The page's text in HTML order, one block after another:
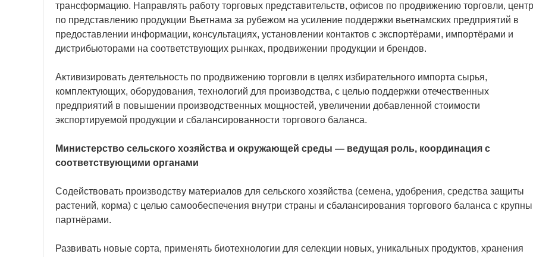
трансформацию. Направлять работу торговых представительств, офисов по продвижению торговли,
по представлению продукции Вьетнама за рубежом на усиление поддержки вьетнамских предприятий в
предоставлении информации, консультациях, установлении контактов с экспортёрами, импортёрами и
дистрибьюторами на соответствующих рынках, продвижении продукции и брендов.
Активизировать деятельность по продвижению торговли в целях избирательного импорта сырья,
комплектующих, оборудования, технологий для производства, с целью поддержки отечественных
предприятий в повышении производственных мощностей, увеличении добавленной стоимости
экспортируемой продукции и сбалансированности торгового баланса.
Министерство сельского хозяйства и окружающей среды — ведущая роль, координация с
соответствующими органами
Содействовать производству материалов для сельского хозяйства (семена, удобрения, средства защиты
растений, корма) с целью самообеспечения внутри страны и сбалансирования торгового баланса с
партнёрами.
Развивать новые сорта, применять биотехнологии для селекции новых, уникальных продуктов, хранения